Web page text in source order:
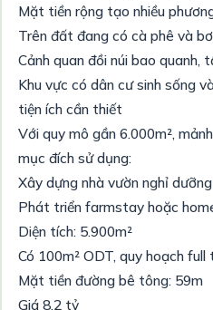
Mặt tiền rộng tạo nhiều
Trên đất đang có cà phê và
Cảnh quan đồi núi bao quanh,
Khu vực có dân cư sinh sống
tiện ích cần thiết
Với quy mô gần 6.000m²,
mục đích sử dụng:
Xây dựng nhà vườn nghỉ dưỡng
Phát triển farmstay hoặc
Diện tích: 5.900m²
Có 100m² ODT, quy hoạch full
Mặt tiền đường bê tông: 59m
Giá 8.2 tỷ